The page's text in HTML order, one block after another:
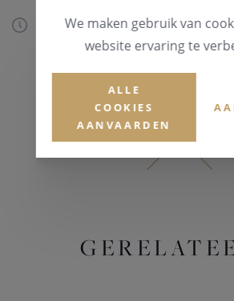
20/02/2020
We maken gebruik van
website ervaring te
ALLE
COOKIES
AANVAARDEN